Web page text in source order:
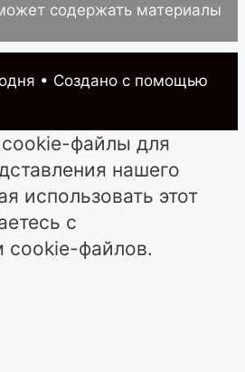
содержать материалы
• Создано с помощью
файлы для
нашего
использовать этот
с
cookie-файлов.